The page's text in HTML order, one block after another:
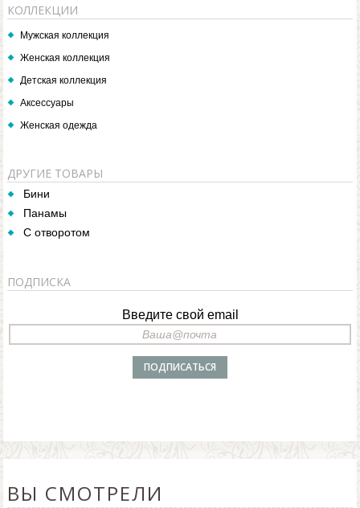
КОЛЛЕКЦИИ
Мужская коллекция
Женская коллекция
Детская коллекция
Аксессуары
Женская одежда
ДРУГИЕ ТОВАРЫ
Бини
Панамы
С отворотом
ПОДПИСКА
Введите свой email
ВЫ СМОТРЕЛИ